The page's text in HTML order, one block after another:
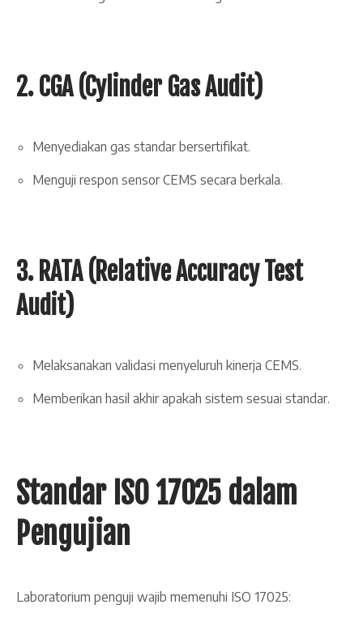
2. CGA (Cylinder Gas Audit)
Menyediakan gas standar bersertifikat.
Menguji respon sensor CEMS secara berkala.
3. RATA (Relative Accuracy Test
Audit)
Melaksanakan validasi menyeluruh kinerja CEMS.
Memberikan hasil akhir apakah sistem sesuai standar.
Standar ISO 17025 dalam
Pengujian
Laboratorium penguji wajib memenuhi ISO 17025: